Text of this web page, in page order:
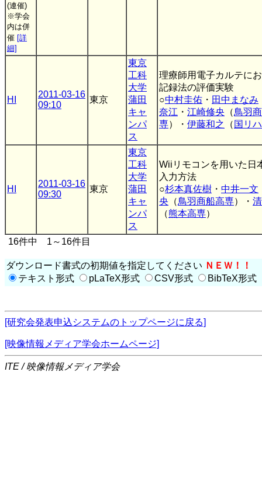
(連催)
※学会
内は併
催 [詳
細]
HI
2011-03-16
09:10
東京
東京
工科
大学
蒲田
キャ
ンパ
ス
理療師用電子カルテに
記録法の評価実験
○中村圭佑 ・ 田中まなみ
奈江 ・ 江崎修央 （鳥羽
専）・ 伊藤和之 （ 国リハ
HI
2011-03-16
09:30
東京
東京
工科
大学
蒲田
キャ
ンパ
ス
Wiiリモコンを用いた日
入力方法
○杉本真佐樹 ・ 中井一文
央 （鳥羽商船高専）・
（熊本高専）
16件中 1～16件目
ダウンロード書式の初期値を指定してください ＮＥＷ！！
テキスト形式
pLaTeX形式 CSV形式 BibTeX形式
[研究会発表申込システムのトップページに戻る]
[映像情報メディア学会ホームページ]
ITE / 映像情報メディア学会